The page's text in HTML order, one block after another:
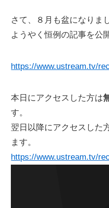
さて、８月も盆になりま
ようやく恒例の記事を公
https://www.ustream.tv/
本日にアクセスした方は
す。
翌日以降にアクセスした
ます。
https://www.ustream.tv/